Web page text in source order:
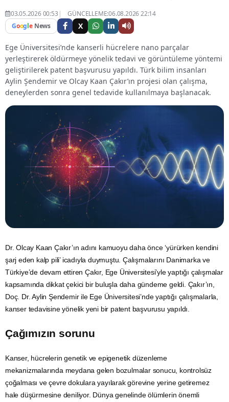
03.05.2026 00:53
GÜNCELLEME:06.08.2026 22:14
Google News X
Ege Üniversitesi’nde kanserli hücrelere nano parçalar
yerleştirerek öldürmeye yönelik tedavi ve görüntüleme yöntemi
geliştirilerek patent başvurusu yapıldı. Türk bilim insanları
Aylin Şendemir ve Olcay Kaan Çakır’ın projesi olan çalışma,
deneylerden sonra genel tedavide kullanılmaya başlanacak.
Dr. Olcay Kaan Çakır’ın adını kamuoyu daha önce ‘yürürken kendini
şarj eden kalp pili’ icadıyla duymuştu. Çalışmalarını Danimarkave
Türkiye’de devam ettiren Çakır, Ege Üniversitesi’yle yaptığı çalışmalar
kapsamında dikkat çekici bir buluşla daha gündeme geldi. Çakır’ın,
Doç. Dr. Aylin Şendemir ile Ege Üniversitesi’nde yaptığı çalışmalarla,
kansertedavisine yönelik yeni bir patentbaşvurusu yapıldı.
Çağımızın sorunu
Kanser, hücreleringenetikve epigenetik düzenleme
mekanizmalarında meydana gelen bozulmalar sonucu, kontrolsüz
çoğalması ve çevre dokulara yayılarak görevine yerine getiremez
hale düşürmesine deniliyor. Dünya genelinde ölümlerin önemli